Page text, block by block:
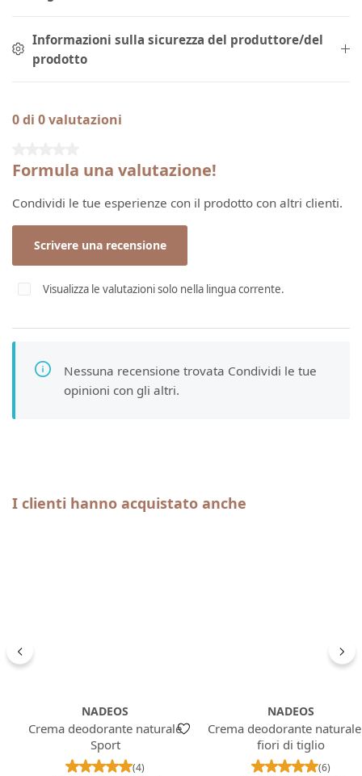
Informazioni sulla sicurezza del produttore/del
prodotto
0 di 0 valutazioni
Formula una valutazione!
Condividi le tue esperienze con il prodotto con altri clienti.
Scrivere una recensione
Visualizza le valutazioni solo nella lingua corrente.
Nessuna recensione trovata Condividi le tue
opinioni con gli altri.
Salta la galleria dei prodotti
I clienti hanno acquistato anche
NADEOS
Crema deodorante naturale
Sport
Valutazione media di 5 su 5 stelle
(4)
NADEOS
Crema deodorante
fiori di tiglio
Valutazione
(6)